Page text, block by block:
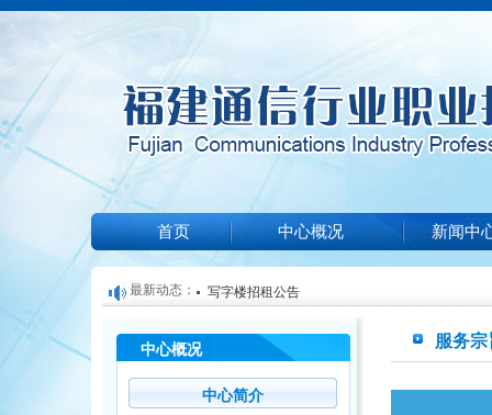
首页 中心概况 新闻中
最新动态： 写字楼招租公告
福建通信行业职业技能鉴定中心关于信息通信培
机构遴选结果的公告
关于公布2024年福建省信息通信行业职业技能竞
中心概况
中心简介
服务宗